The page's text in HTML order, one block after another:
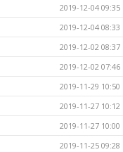
2019-12-04 09:35
2019-12-04 08:33
2019-12-02 08:37
2019-12-02 07:46
2019-11-29 10:50
2019-11-27 10:12
2019-11-27 10:00
2019-11-25 09:28